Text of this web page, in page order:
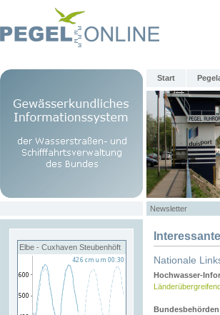
Start
Newsletter
Elbe - Cuxhaven Steubenhöft
Nationale
Hochwasser-
Bundesbehörden